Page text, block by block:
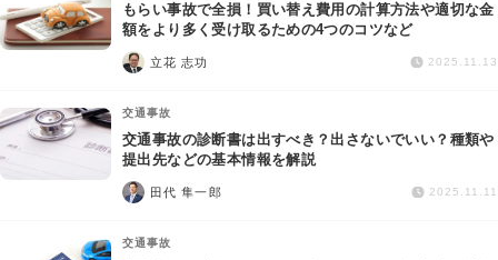
もらい事故で全損！買い替え費用の計算方法や適切な金
額をより多く受け取るための4つのコツなど
立花 志功 2025.11.13
交通事故
交通事故の診断書は出すべき？出さないでいい？種類や
提出先などの基本情報を解説
田代 隼一郎 2025.11.11
交通事故